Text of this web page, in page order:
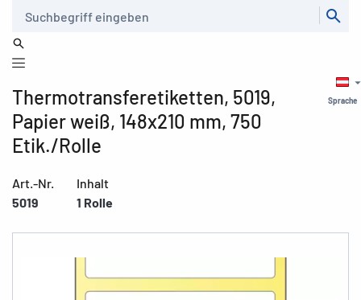
Sprache
Thermotransferetiketten, 5019,
Papier weiß, 148x210 mm, 750
Etik./Rolle
Art.-Nr.
5019
Inhalt
1 Rolle